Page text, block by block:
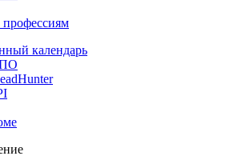
календарь
ПО